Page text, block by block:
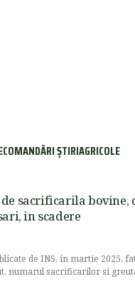
ȘTIRIAGRICOLE
sacrificarila bovine,
in scadere
de INS, in martie 2025,
numarul sacrificarilor si